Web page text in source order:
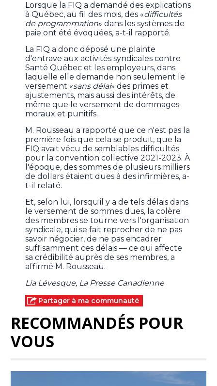
Lorsque la FIQ a demandé des explications
à Québec, au fil des mois, des «difficultés
de programmation» dans les systèmes de
paie ont été évoquées, a-t-il rapporté.
La FIQ a donc déposé une plainte
d'entrave aux activités syndicales contre
Santé Québec et les employeurs, dans
laquelle elle demande non seulement le
versement «sans délai» des primes et
ajustements, mais aussi des intérêts, de
même que le versement de dommages
moraux et punitifs.
M. Rousseau a rapporté que ce n'est pas la
première fois que cela se produit, que la
FIQ avait vécu de semblables difficultés
pour la convention collective 2021-2023. À
l'époque, des sommes de plusieurs milliers
de dollars étaient dues à des infirmières, a-
t-il relaté.
Et, selon lui, lorsqu'il y a de tels délais dans
le versement de sommes dues, la colère
des membres se tourne vers l'organisation
syndicale, qui se fait reprocher de ne pas
savoir négocier, de ne pas encadrer
suffisamment ces délais — ce qui affecte
sa crédibilité auprès de ses membres, a
affirmé M. Rousseau.
Lia Lévesque, La Presse Canadienne
Partager à ma communauté
RECOMMANDÉS POUR
VOUS